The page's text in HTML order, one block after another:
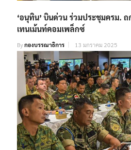
‘อนุทิน’ บินด่วน ร่วมประชุมครม. ถ
เทนเม้นท์คอมเพล็กซ์
Byกองบรรณาธิการ 13 มกราคม 2025